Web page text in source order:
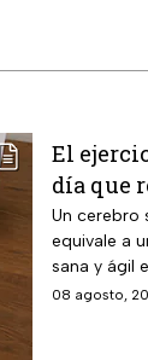
El
día que
INAPAM
mayores
la
y la
Un cerebro
equivale a
sana y ágil
08 agosto,